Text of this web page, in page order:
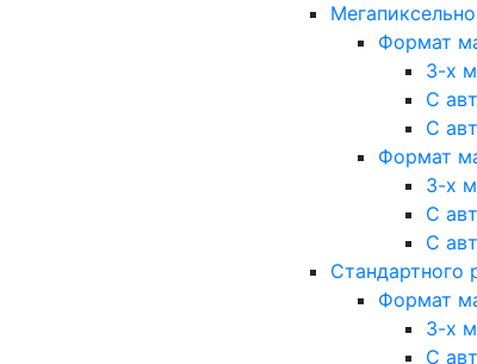
Формат
3-х
С
С
Формат
3-х
С
С
Стандартного
Формат
3-х
С